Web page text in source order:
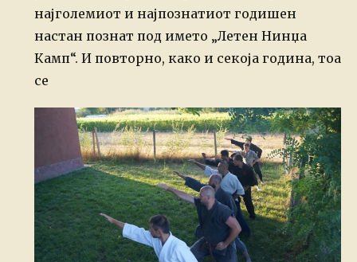
најголемиот и најпознатиот годишен
настан познат под името „Летен Нинџа
Камп“. И повторно, како и секоја година, тоа
се